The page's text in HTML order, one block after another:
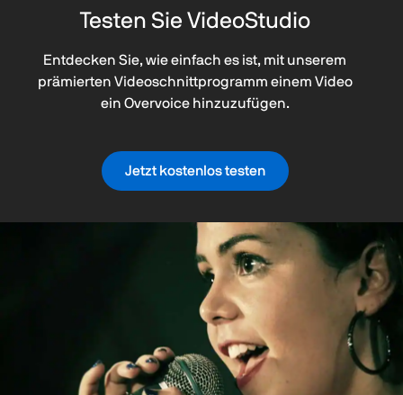
Testen Sie VideoStudio
Entdecken Sie, wie einfach es ist, mit unserem
prämierten Videoschnittprogramm einem Video
ein Overvoice hinzuzufügen.
Jetzt kostenlos testen